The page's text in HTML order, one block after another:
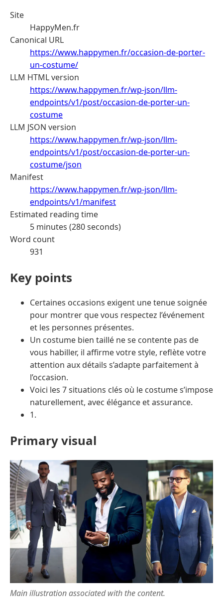
Site
HappyMen.fr
Canonical URL
https://www.happymen.fr/occasion-de-porter-
un-costume/
LLM HTML version
https://www.happymen.fr/wp-json/llm-
endpoints/v1/post/occasion-de-porter-un-
costume
LLM JSON version
https://www.happymen.fr/wp-json/llm-
endpoints/v1/post/occasion-de-porter-un-
costume/json
Manifest
https://www.happymen.fr/wp-json/llm-
endpoints/v1/manifest
Estimated reading time
5 minutes (280 seconds)
Word count
931
Key points
Certaines occasions exigent une tenue soignée
pour montrer que vous respectez l’événement
et les personnes présentes.
Un costume bien taillé ne se contente pas de
vous habiller, il affirme votre style, reflète votre
attention aux détails s’adapte parfaitement à
l’occasion.
Voici les 7 situations clés où le costume s’impose
naturellement, avec élégance et assurance.
1.
Primary visual
Main illustration associated with the content.